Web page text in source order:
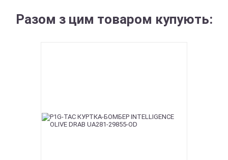
Разом з цим товаром купують: